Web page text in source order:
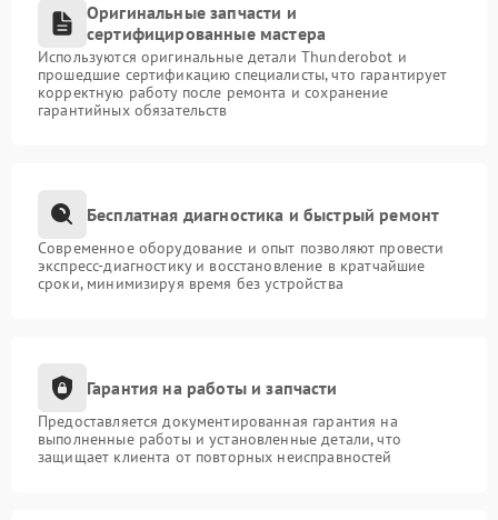
Оригинальные запчасти и
сертифицированные мастера
Используются оригинальные детали Thunderobot и
прошедшие сертификацию специалисты, что гарантирует
корректную работу после ремонта и сохранение
гарантийных обязательств
Бесплатная диагностика и быстрый ремонт
Современное оборудование и опыт позволяют провести
экспресс-диагностику и восстановление в кратчайшие
сроки, минимизируя время без устройства
Гарантия на работы и запчасти
Предоставляется документированная гарантия на
выполненные работы и установленные детали, что
защищает клиента от повторных неисправностей